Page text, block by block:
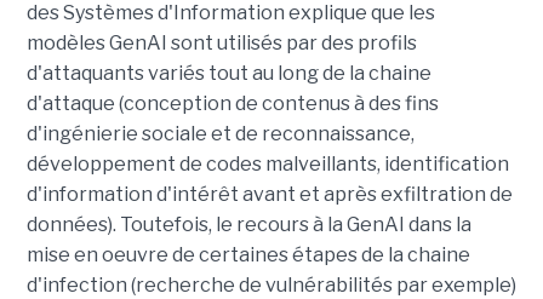
des Systèmes d'Information explique que les
modèles GenAI sont utilisés par des profils
d'attaquants variés tout au long de la chaine
d'attaque (conception de contenus à des fins
d'ingénierie sociale et de reconnaissance,
développement de codes malveillants, identification
d'information d'intérêt avant et après exfiltration de
données). Toutefois, le recours à la GenAI dans la
mise en oeuvre de certaines étapes de la chaine
d'infection (recherche de vulnérabilités par exemple)